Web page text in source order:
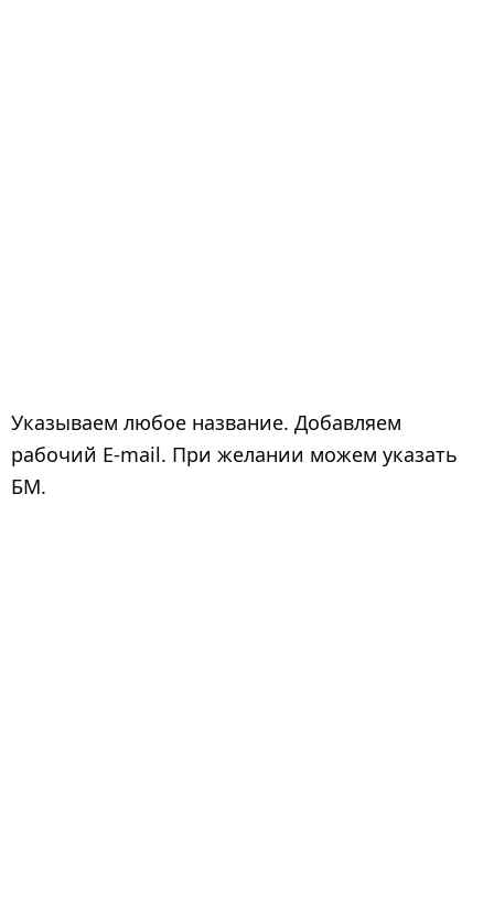
Указываем любое название. Добавляем
рабочий E-mail. При желании можем указать
БМ.